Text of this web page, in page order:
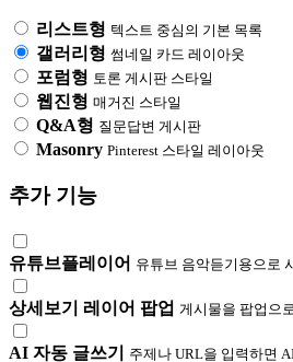
리스트형 텍스트 중심의 기본 목록
갤러리형 썸네일 카드 레이아웃
포럼형 토론 게시판 스타일
웹진형 매거진 스타일
Q&A형 질문답변 게시판
Masonry Pinterest 스타일 레이아웃
추가 기능
유튜브플레이어 유튜브 음악듣기용으로
상세보기 레이어 팝업 게시물을 팝업으
AI 자동 글쓰기 주제나 URL을 입력하면